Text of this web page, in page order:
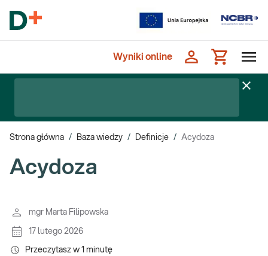
Wyniki online
Strona główna / Baza wiedzy / Definicje / Acydoza
Acydoza
mgr Marta Filipowska
17 lutego 2026
Przeczytasz w 1 minutę